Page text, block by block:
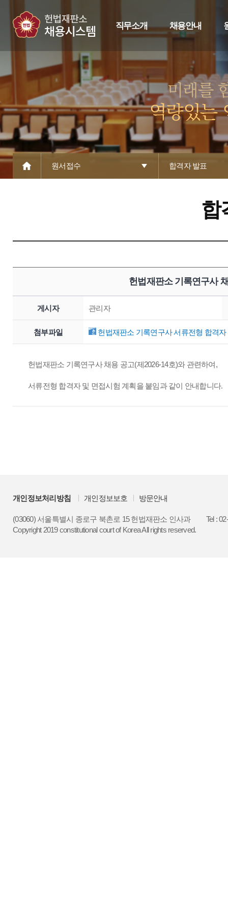
직무소개 채용안내
원서접수 합격자 발표
합
헌법재판소 기록연구사
게시자 관리자
첨부파일 헌법재판소 기록연구사 서류전형 합격
헌법재판소 기록연구사 채용 공고(제2026-14호)와 관련하여,
서류전형 합격자 및 면접시험 계획을 붙임과 같이 안내합니다.
개인정보처리방침 개인정보보호 방문안내
(03060) 서울특별시 종로구 북촌로 15 헌법재판소 인사과
Tel :
Copyright 2019 constitutional court of Korea All rights reserved.